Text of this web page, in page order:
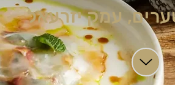
עמק יזרעאל